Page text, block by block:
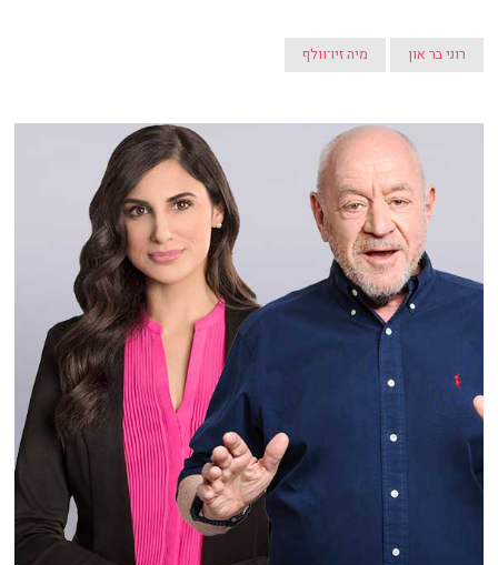
רוני בר און מיה זיו־וולף